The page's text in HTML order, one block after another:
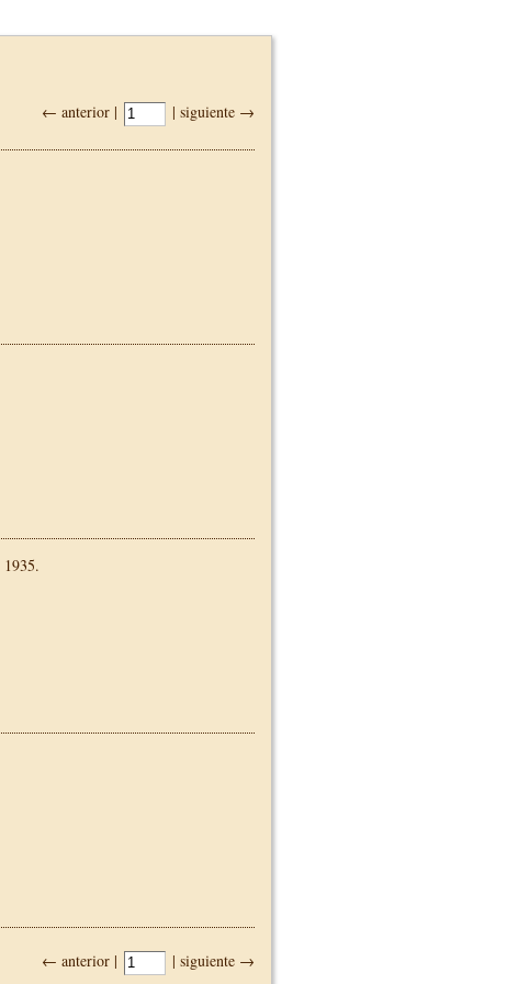
← anterior | | siguiente →
1935.
← anterior | | siguiente →